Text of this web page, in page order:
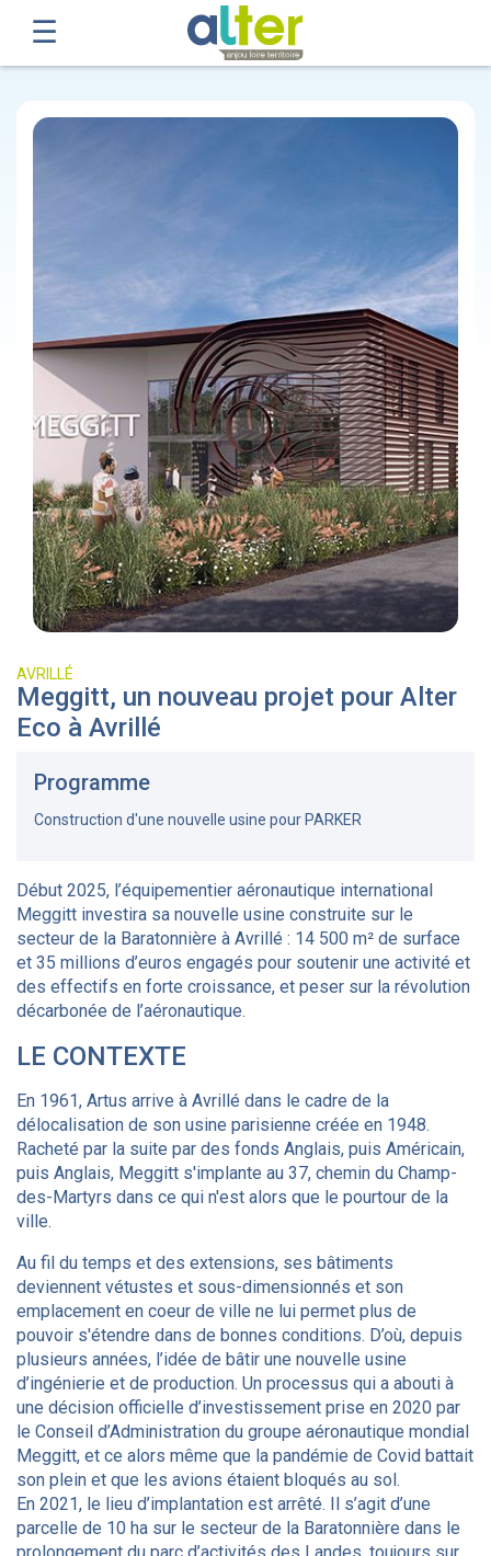
AVRILLÉ
Meggitt, un nouveau projet pour Alter
Eco à Avrillé
Programme
Construction d'une nouvelle usine pour PARKER
Début 2025, l’équipementier aéronautique international
Meggitt investira sa nouvelle usine construite sur le
secteur de la Baratonnière à Avrillé : 14 500 m² de surface
et 35 millions d’euros engagés pour soutenir une activité et
des effectifs en forte croissance, et peser sur la révolution
décarbonée de l’aéronautique.
LE CONTEXTE
En 1961, Artus arrive à Avrillé dans le cadre de la
délocalisation de son usine parisienne créée en 1948.
Racheté par la suite par des fonds Anglais, puis Américain,
puis Anglais, Meggitt s'implante au 37, chemin du Champ-
des-Martyrs dans ce qui n'est alors que le pourtour de la
ville.
Au fil du temps et des extensions, ses bâtiments
deviennent vétustes et sous-dimensionnés et son
emplacement en coeur de ville ne lui permet plus de
pouvoir s'étendre dans de bonnes conditions. D’où, depuis
plusieurs années, l’idée de bâtir une nouvelle usine
d’ingénierie et de production. Un processus qui a abouti à
une décision officielle d’investissement prise en 2020 par
le Conseil d’Administration du groupe aéronautique mondial
Meggitt, et ce alors même que la pandémie de Covid battait
son plein et que les avions étaient bloqués au sol.
En 2021, le lieu d’implantation est arrêté. Il s’agit d’une
parcelle de 10 ha sur le secteur de la Baratonnière dans le